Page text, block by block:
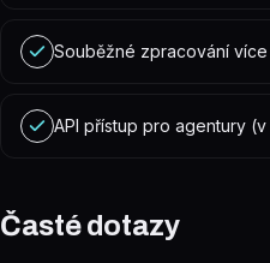
Souběžné zpracování
API přístup pro agentury
Časté dotazy